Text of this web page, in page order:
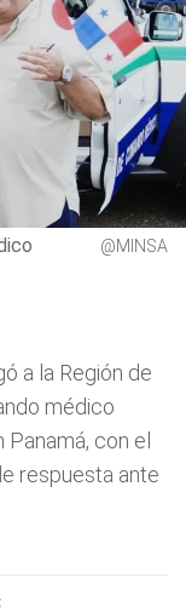
@MINSA
a la Región de
médico
Panamá, con el
respuesta ante